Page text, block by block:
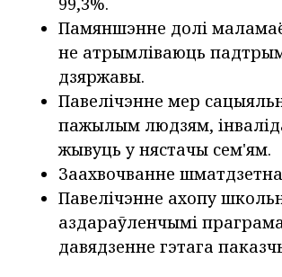
Памяншэнне долі
не атрымліваюць
дзяржавы.
Павелічэнне мер
пажылым людзям,
жывуць у нястачы сем'ям.
Заахвочванне
Павелічэнне ахопу
аздараўленчымі
давядзенне гэтага